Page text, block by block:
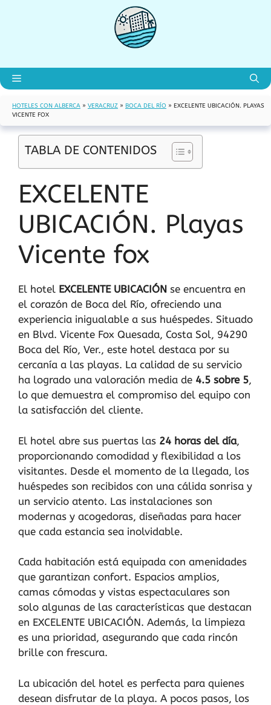
Menú
HOTELES CON ALBERCA » VERACRUZ » BOCA DEL RÍO » EXCELENTE UBICACIÓN. PLAYAS
VICENTE FOX
TABLA DE CONTENIDOS
EXCELENTE
UBICACIÓN. Playas
Vicente fox
El hotel EXCELENTE UBICACIÓN se encuentra en
el corazón de Boca del Río, ofreciendo una
experiencia inigualable a sus huéspedes. Situado
en Blvd. Vicente Fox Quesada, Costa Sol, 94290
Boca del Río, Ver., este hotel destaca por su
cercanía a las playas. La calidad de su servicio
ha logrado una valoración media de 4.5 sobre 5,
lo que demuestra el compromiso del equipo con
la satisfacción del cliente.
El hotel abre sus puertas las 24 horas del día,
proporcionando comodidad y flexibilidad a los
visitantes. Desde el momento de la llegada, los
huéspedes son recibidos con una cálida sonrisa y
un servicio atento. Las instalaciones son
modernas y acogedoras, diseñadas para hacer
que cada estancia sea inolvidable.
Cada habitación está equipada con amenidades
que garantizan confort. Espacios amplios,
camas cómodas y vistas espectaculares son
solo algunas de las características que destacan
en EXCELENTE UBICACIÓN. Además, la limpieza
es una prioridad, asegurando que cada rincón
brille con frescura.
La ubicación del hotel es perfecta para quienes
desean disfrutar de la playa. A pocos pasos, los